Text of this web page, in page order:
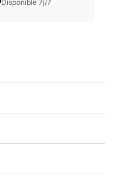
Disponible 7j/7